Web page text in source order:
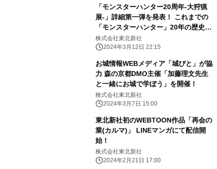
「モンスターハンター20周年-大狩猟
展-」詳細第一弾を発表！ これまでの
「モンスターハンター」20年の歴史で
生み出された 開発データを活用した体
験型コンテンツが六本木に集結。 「モ
会を開催！！
株式会社東北新社
2024年3月12日 22:15
お城情報WEBメディア「城びと」が協
力 森の京都DMO主催「加藤理文先生
と一緒にお城で学ぼう」を開催！
株式会社東北新社
2024年3月7日 15:00
東北新社初のWEBTOON作品「再会の
業(カルマ)」 LINEマンガにて配信開
始！
株式会社東北新社
2024年2月21日 17:00